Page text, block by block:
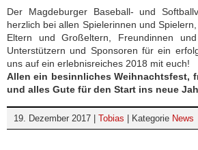
Der Magdeburger Baseball- und
herzlich bei allen Spielerinnen und
Eltern und Großeltern, Freundinnen
Unterstützern und Sponsoren für ein
uns auf ein erlebnisreiches 2018 mit euch!
Allen ein besinnliches Weihnachtsfest,
und alles Gute für den Start ins neue
19. Dezember 2017 | Tobias | Kategorie News